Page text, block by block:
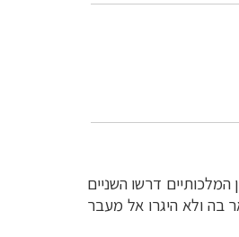
דרשו השניים
בה ולא היגרו אל מעבר